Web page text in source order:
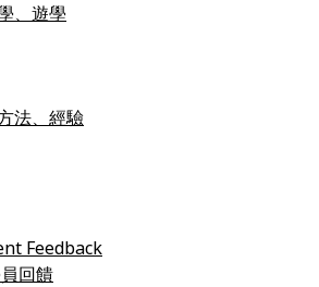
、遊學
法、經驗
Feedback
回饋